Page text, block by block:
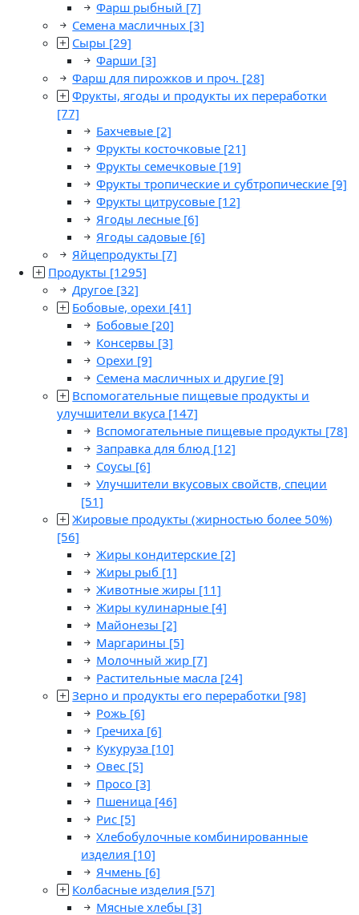
Фарш рыбный [7]
Семена масличных [3]
Сыры [29]
Фарши [3]
Фарш для пирожков и проч. [28]
Фрукты, ягоды и продукты их переработки
[77]
Бахчевые [2]
Фрукты косточковые [21]
Фрукты семечковые [19]
Фрукты тропические и субтропические [9]
Фрукты цитрусовые [12]
Ягоды лесные [6]
Ягоды садовые [6]
Яйцепродукты [7]
Продукты [1295]
Другое [32]
Бобовые, орехи [41]
Бобовые [20]
Консервы [3]
Орехи [9]
Семена масличных и другие [9]
Вспомогательные пищевые продукты и
улучшители вкуса [147]
Вспомогательные пищевые продукты [78]
Заправка для блюд [12]
Соусы [6]
Улучшители вкусовых свойств, специи
[51]
Жировые продукты (жирностью более 50%)
[56]
Жиры кондитерские [2]
Жиры рыб [1]
Животные жиры [11]
Жиры кулинарные [4]
Майонезы [2]
Маргарины [5]
Молочный жир [7]
Растительные масла [24]
Зерно и продукты его переработки [98]
Рожь [6]
Гречиха [6]
Кукуруза [10]
Овес [5]
Просо [3]
Пшеница [46]
Рис [5]
Хлебобулочные комбинированные
изделия [10]
Ячмень [6]
Колбасные изделия [57]
Мясные хлебы [3]